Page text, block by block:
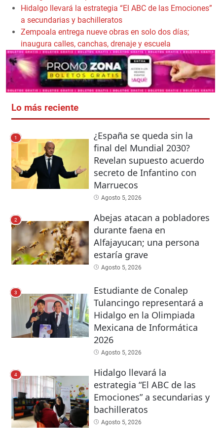
Hidalgo llevará la estrategia “El ABC de las Emociones”
a secundarias y bachilleratos
Zempoala entrega nueve obras en solo dos días;
inaugura calles, canchas, drenaje y escuela
Lo más reciente
1
¿España se queda sin la
final del Mundial 2030?
Revelan supuesto acuerdo
secreto de Infantino con
Marruecos
Agosto 5, 2026
2
Abejas atacan a pobladores
durante faena en
Alfajayucan; una persona
estaría grave
Agosto 5, 2026
3
Estudiante de Conalep
Tulancingo representará a
Hidalgo en la Olimpiada
Mexicana de Informática
2026
Agosto 5, 2026
4
Hidalgo llevará la
estrategia “El ABC de las
Emociones” a secundarias y
bachilleratos
Agosto 5, 2026